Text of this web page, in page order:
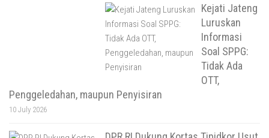
Kejati Jateng
Luruskan
Informasi
Soal SPPG:
Tidak Ada
OTT,
Penggeledahan, maupun Penyisiran
10 July 2026